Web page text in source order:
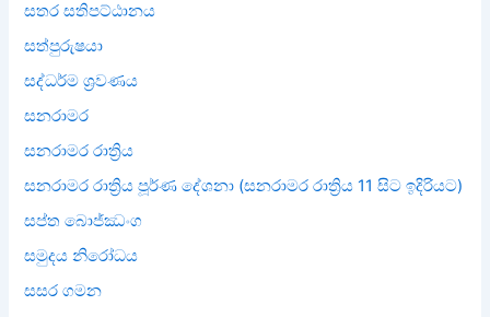
සතර සතිපට්ඨානය
සත්පුරුෂයා
සද්ධර්ම ශ්‍රවණය
සනරාමර
සනරාමර රාත්‍රිය
සනරාමර රාත්‍රිය පූර්ණ දේශනා (සනරාමර රාත්‍රිය 11 සිට ඉදිරියට)
සප්ත බොජ්ඣංග
සමුදය නිරෝධය
සසර ගමන